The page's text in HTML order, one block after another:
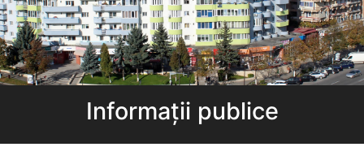
Informații publice